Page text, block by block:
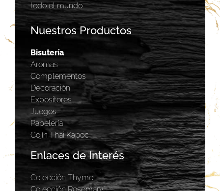
todo el mundo.
Nuestros Productos
Bisutería
Aromas
Complementos
Decoración
Expositores
Juegos
Papelería
Cojín Thai Kapoc
Enlaces de Interés
Colección Thyme